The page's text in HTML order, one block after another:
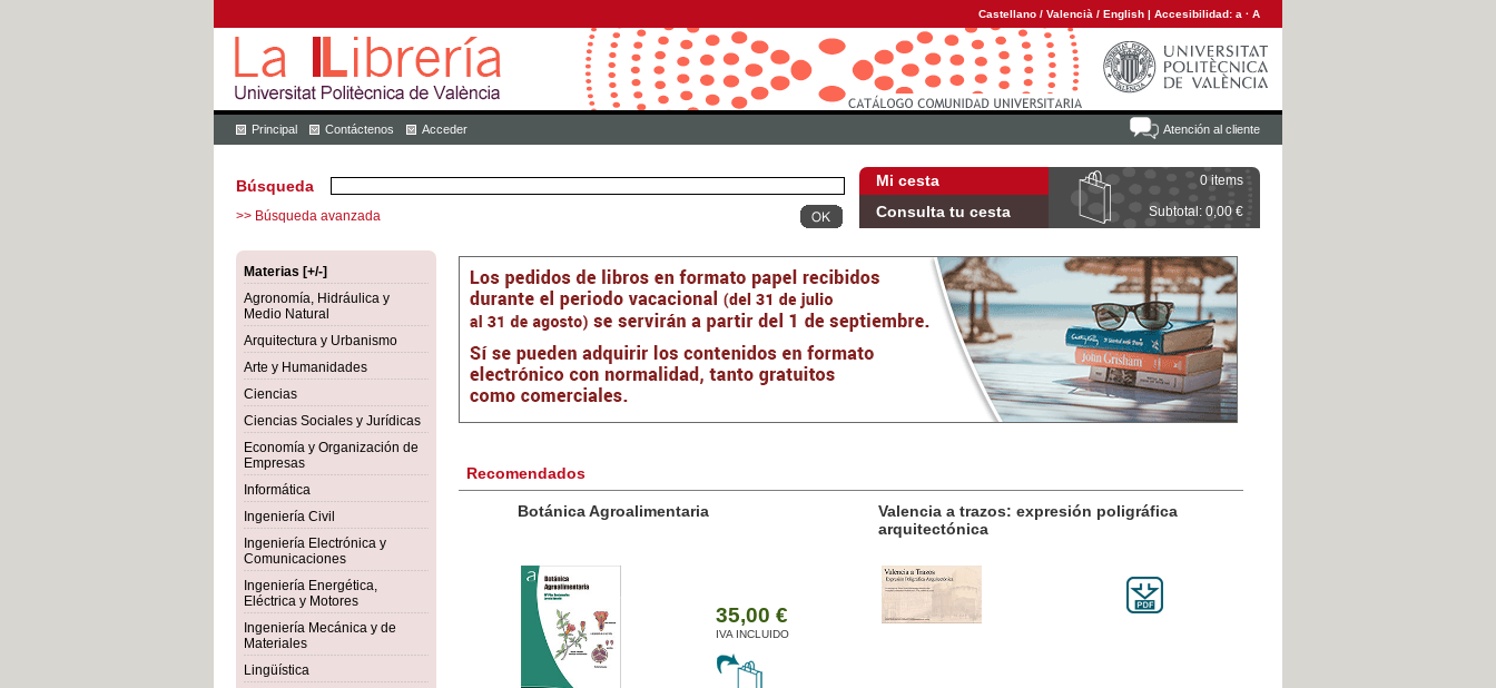
Castellano / Valencià / English | Accesibilidad: a · A
Atención al cliente
Principal Contáctenos Acceder
Mi cesta 0 items
Consulta tu cesta Subtotal: 0,00 €
Búsqueda
>> Búsqueda avanzada
Materias [+/-]
Agronomía, Hidráulica y
Medio Natural
Arquitectura y Urbanismo
Arte y Humanidades
Ciencias
Ciencias Sociales y Jurídicas
Economía y Organización de
Empresas
Informática
Ingeniería Civil
Ingeniería Electrónica y
Comunicaciones
Ingeniería Energética,
Eléctrica y Motores
Ingeniería Mecánica y de
Materiales
Lingüística
Recomendados
Botánica Agroalimentaria
35,00 €
IVA INCLUIDO
Valencia a trazos: expresión poligráfica
arquitectónica